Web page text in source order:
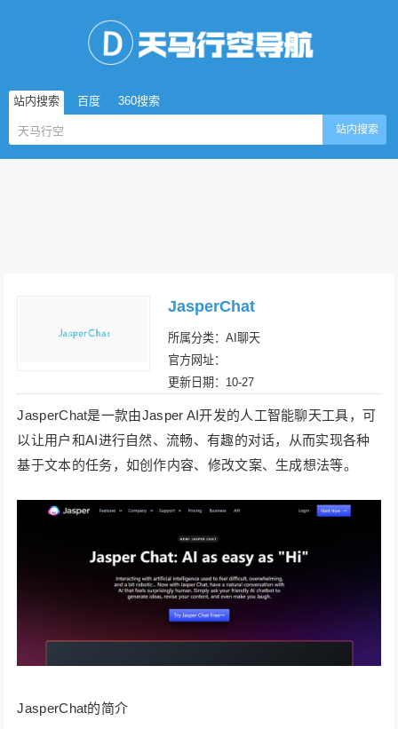
站内搜索 百度 360搜索
站内搜索
JasperChat
所属分类：AI聊天
官方网址：
更新日期：10-27
JasperChat是一款由Jasper AI开发的人工智能聊天工具，可
以让用户和AI进行自然、流畅、有趣的对话，从而实现各种
基于文本的任务，如创作内容、修改文案、生成想法等。
JasperChat的简介